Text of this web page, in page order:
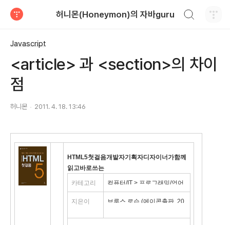
허니몬(Honeymon)의 자바guru
Javascript
<article> 과 <section>의 차이
점
허니몬 2011. 4. 18. 13:46
HTML5첫걸음개발자기획자디자이너가함께
읽고바로쓰는
카테고리
컴퓨터/IT > 프로그래밍/언어
> 웹프로그래밍 > HTML/SG
ML
지은이
브루스 로슨 (에이콘출판, 20